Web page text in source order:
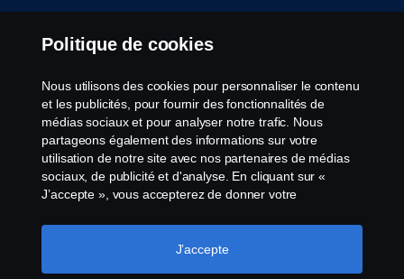
Codes de Conduite Scania
Code de Conduite Fournisseurs
Non-réexportation vers la Russie et/ou le Belarus
Paramètres des cookies
Politique de cookies
Nous utilisons des cookies pour personnaliser le contenu
et les publicités, pour fournir des fonctionnalités de
médias sociaux et pour analyser notre trafic. Nous
partageons également des informations sur votre
utilisation de notre site avec nos partenaires de médias
sociaux, de publicité et d'analyse. En cliquant sur «
J’accepte », vous accepterez de donner votre
informations partagées. Vous pouvez également gérer
vos cookies en cliquant sur « Paramètres des cookies »
J’accepte